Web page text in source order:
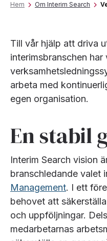
Hem Om Interim Search
Till vår hjälp att driva
interimsbranschen
arbeta med
egen organisation.
En stabil
Interim Search vision
branschledande valet
Management. I ett
behovet att
och uppföljningar.
medarbetarnas